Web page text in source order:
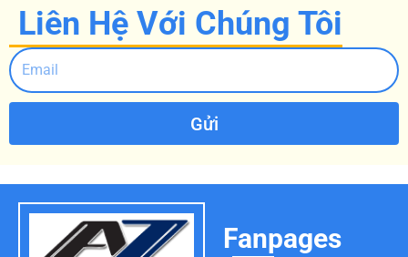
Liên Hệ Với Chúng Tôi
Gửi
Fanpages